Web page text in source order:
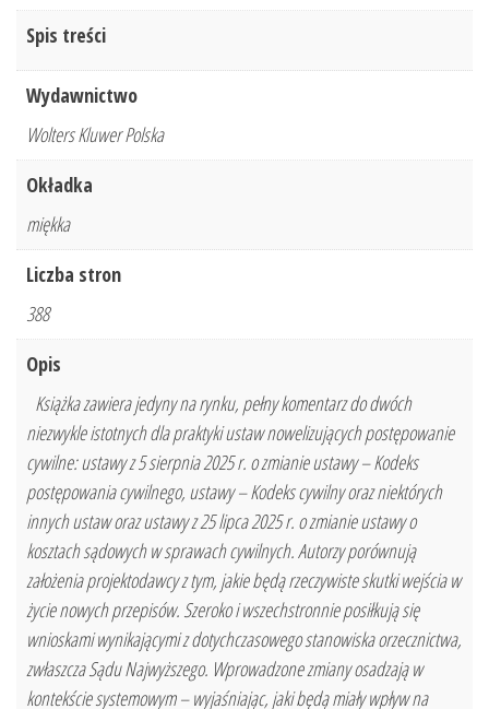
Spis treści
Wydawnictwo
Wolters Kluwer Polska
Okładka
miękka
Liczba stron
388
Opis
Książka zawiera jedyny na rynku, pełny komentarz do dwóch
niezwykle istotnych dla praktyki ustaw nowelizujących postępowanie
cywilne: ustawy z 5 sierpnia 2025 r. o zmianie ustawy – Kodeks
postępowania cywilnego, ustawy – Kodeks cywilny oraz niektórych
innych ustaw oraz ustawy z 25 lipca 2025 r. o zmianie ustawy o
kosztach sądowych w sprawach cywilnych. Autorzy porównują
założenia projektodawcy z tym, jakie będą rzeczywiste skutki wejścia w
życie nowych przepisów. Szeroko i wszechstronnie posiłkują się
wnioskami wynikającymi z dotychczasowego stanowiska orzecznictwa,
zwłaszcza Sądu Najwyższego. Wprowadzone zmiany osadzają w
kontekście systemowym – wyjaśniając, jaki będą miały wpływ na